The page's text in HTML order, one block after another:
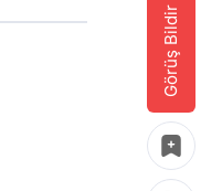
Görüş Bildir